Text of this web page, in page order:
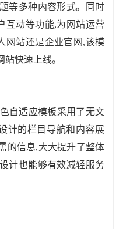
等多种内容形式。同时
互动等功能,为网站运营
网站还是企业官网,该模
快速上线。
自适应模板采用了无文
计的栏目导航和内容展
的信息,大大提升了整体
计也能够有效减轻服务